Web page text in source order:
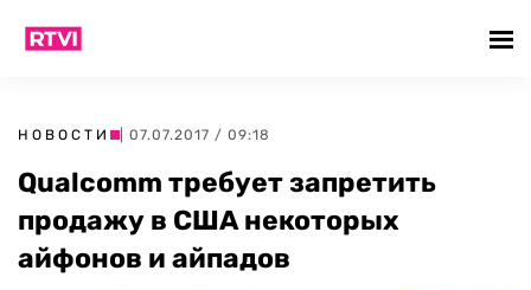
НОВОСТИ | 07.07.2017 / 09:18
Qualcomm требует запретить
продажу в США некоторых
айфонов и айпадов